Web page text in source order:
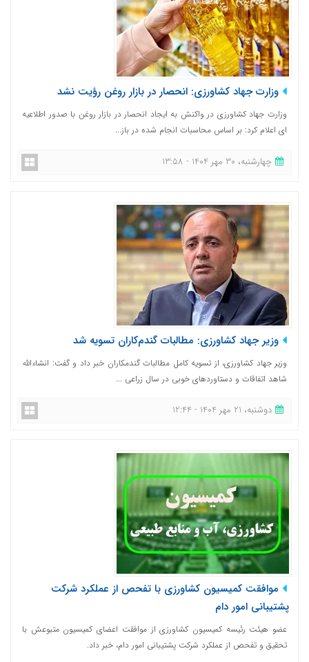
وزارت جهاد کشاورزی: انحصار در بازار روغن رؤیت نشد
وزارت جهاد کشاورزی در واکنش به ایجاد انحصار در بازار روغن با صدور اطلاعیه
ای اعلام کرد: بر اساس محاسبات انجام شده در باز...
چهارشنبه، 30 مهر 1404 - 13:58
وزیر جهاد کشاورزی: مطالبات گندم‌کاران تسویه شد
وزیر جهاد کشاورزی، از تسویه کامل مطالبات گندمکاران خبر داد و گفت: انشاءالله
شاهد اتفاقات و دستاوردهای خوبی در سال زراعی ...
دوشنبه، 21 مهر 1404 - 12:44
موافقت کمیسیون کشاورزی با تفحص از عملکرد شرکت
پشتیبانی امور دام
عضو هیئت رئیسه کمیسیون کشاورزی از موافقت اعضای کمیسیون متبوعش با
تحقیق و تفحص از عملکرد شرکت پشتیبانی امور دام، خبر داد.